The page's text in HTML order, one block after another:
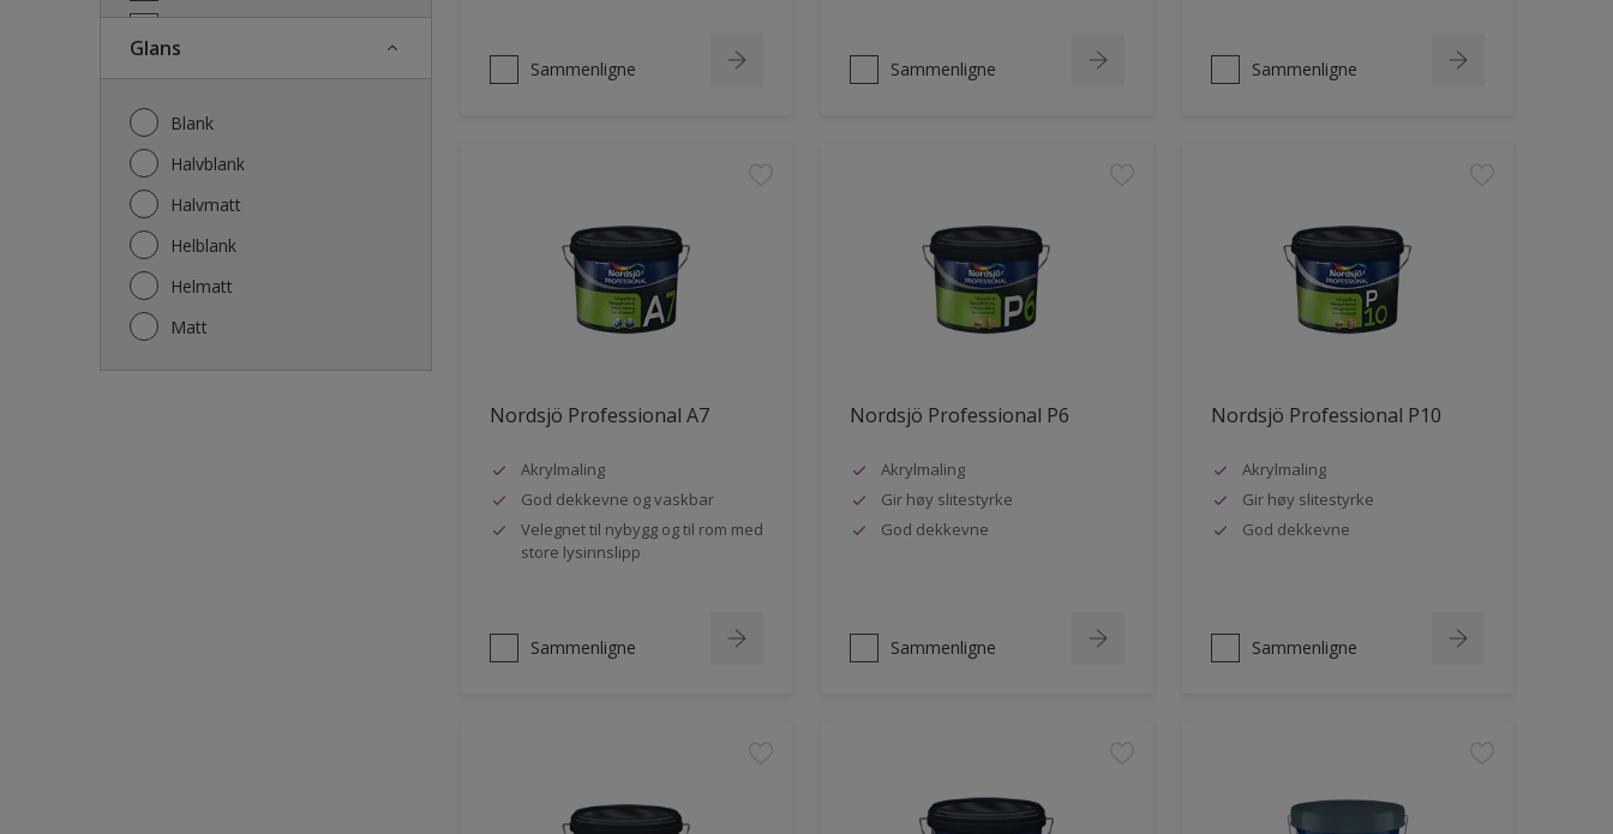
Glans
Blank
Halvblank
Halvmatt
Helblank
Helmatt
Matt
Sammenligne Sammenligne Sammenligne
Nordsjö Professional A7
Akrylmaling
God dekkevne og vaskbar
Velegnet til nybygg og til rom med
store lysinnslipp
Sammenligne
Nordsjö Professional P6
Akrylmaling
Gir høy slitestyrke
God dekkevne
Sammenligne
Nordsjö Professional P10
Akrylmaling
Gir høy slitestyrke
God dekkevne
Sammenligne